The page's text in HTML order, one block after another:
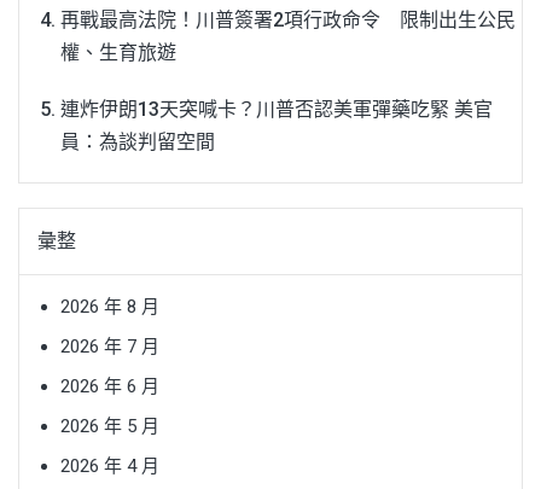
再戰最高法院！川普簽署2項行政命令 限制出生公民
權、生育旅遊
連炸伊朗13天突喊卡？川普否認美軍彈藥吃緊 美官
員：為談判留空間
彙整
2026 年 8 月
2026 年 7 月
2026 年 6 月
2026 年 5 月
2026 年 4 月